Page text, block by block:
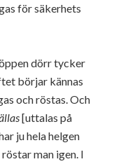
för säkerhets
dörr tycker
börjar kännas
och röstas. Och
[uttalas på
ju hela helgen
man igen. I